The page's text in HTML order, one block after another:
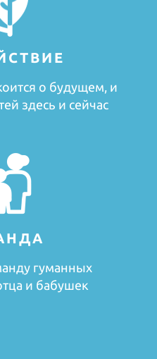
о будущем, и
здесь и сейчас
гуманных
и бабушек